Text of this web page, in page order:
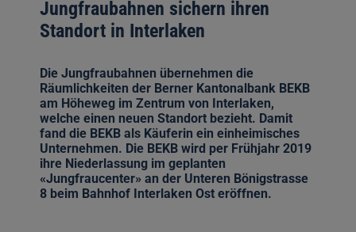
Jungfraubahnen sichern ihren
Standort in Interlaken
Die Jungfraubahnen übernehmen die
Räumlichkeiten der Berner Kantonalbank BEKB
am Höheweg im Zentrum von Interlaken,
welche einen neuen Standort bezieht. Damit
fand die BEKB als Käuferin ein einheimisches
Unternehmen. Die BEKB wird per Frühjahr 2019
ihre Niederlassung im geplanten
«Jungfraucenter» an der Unteren Bönigstrasse
8 beim Bahnhof Interlaken Ost eröffnen.